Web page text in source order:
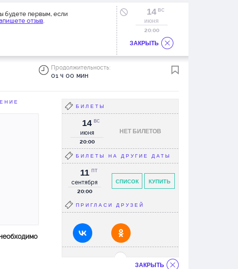
будете первым, если
отзыв.
14 ВС
июня
20:00
Продолжительность:
01 ч 00 мин
ЗАКРЫТЬ
БИЛЕТЫ
НЕТ БИЛЕТОВ
14
июня
ВС
20:00
БИЛЕТЫ НА ДРУГИЕ ДАТЫ
КУПИТЬ
СПИСОК
11
сентября
ПТ
20:00
ПРИГЛАСИ ДРУЗЕЙ
ЗАКРЫТЬ